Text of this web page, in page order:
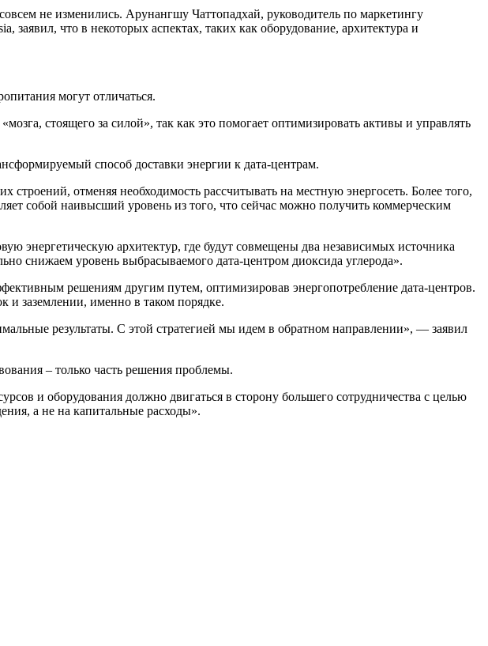
не изменились. Арунангшу Чаттопадхай, руководитель по маркетингу
что в некоторых аспектах, таких как оборудование, архитектура и
могут отличаться.
стоящего за силой», так как это помогает оптимизировать активы и управлять
способ доставки энергии к дата-центрам.
отменяя необходимость рассчитывать на местную энергосеть. Более того,
собой наивысший уровень из того, что сейчас можно получить коммерческим
энергетическую архитектур, где будут совмещены два независимых источника
снижаем уровень выбрасываемого дата-центром диоксида углерода».
решениям другим путем, оптимизировав энергопотребление дата-центров.
и заземлении, именно в таком порядке.
результаты. С этой стратегией мы идем в обратном направлении», — заявил
– только часть решения проблемы.
и оборудования должно двигаться в сторону большего сотрудничества с целью
а не на капитальные расходы».